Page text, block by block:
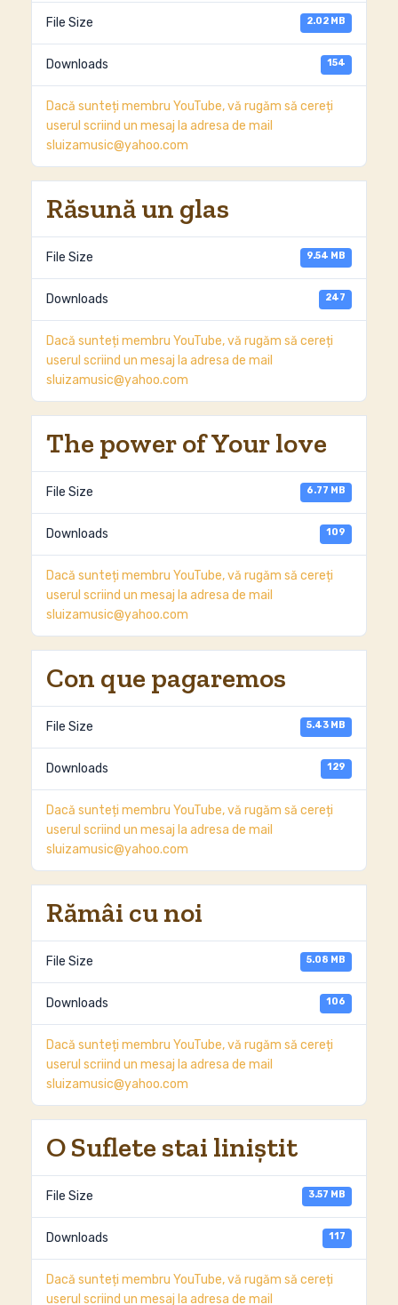
File Size 2.02 MB
Downloads 154
Dacă sunteți membru YouTube, vă rugăm să cereți
userul scriind un mesaj la adresa de mail
sluizamusic@yahoo.com
Răsună un glas
File Size 9.54 MB
Downloads 247
Dacă sunteți membru YouTube, vă rugăm să cereți
userul scriind un mesaj la adresa de mail
sluizamusic@yahoo.com
The power of Your love
File Size 6.77 MB
Downloads 109
Dacă sunteți membru YouTube, vă rugăm să cereți
userul scriind un mesaj la adresa de mail
sluizamusic@yahoo.com
Con que pagaremos
File Size 5.43 MB
Downloads 129
Dacă sunteți membru YouTube, vă rugăm să cereți
userul scriind un mesaj la adresa de mail
sluizamusic@yahoo.com
Rămâi cu noi
File Size 5.08 MB
Downloads 106
Dacă sunteți membru YouTube, vă rugăm să cereți
userul scriind un mesaj la adresa de mail
sluizamusic@yahoo.com
O Suflete stai liniştit
File Size 3.57 MB
Downloads 117
Dacă sunteți membru YouTube, vă rugăm să cereți
userul scriind un mesaj la adresa de mail